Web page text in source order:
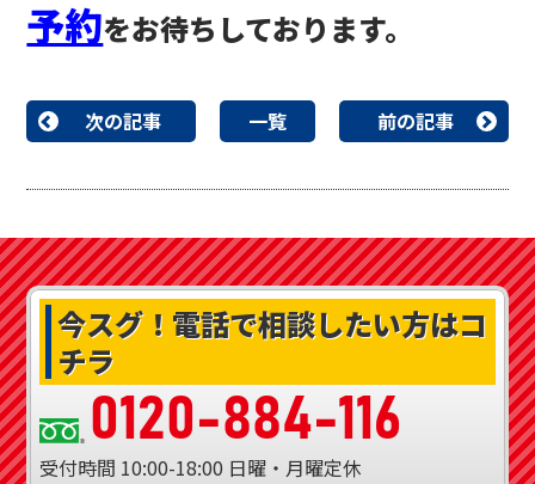
予約をお待ちしております。
次の記事 一覧 前の記事
今スグ！ 電話で相談したい方はコ
チラ
0120-884-116
受付時間 10:00-18:00 日曜・月曜定休